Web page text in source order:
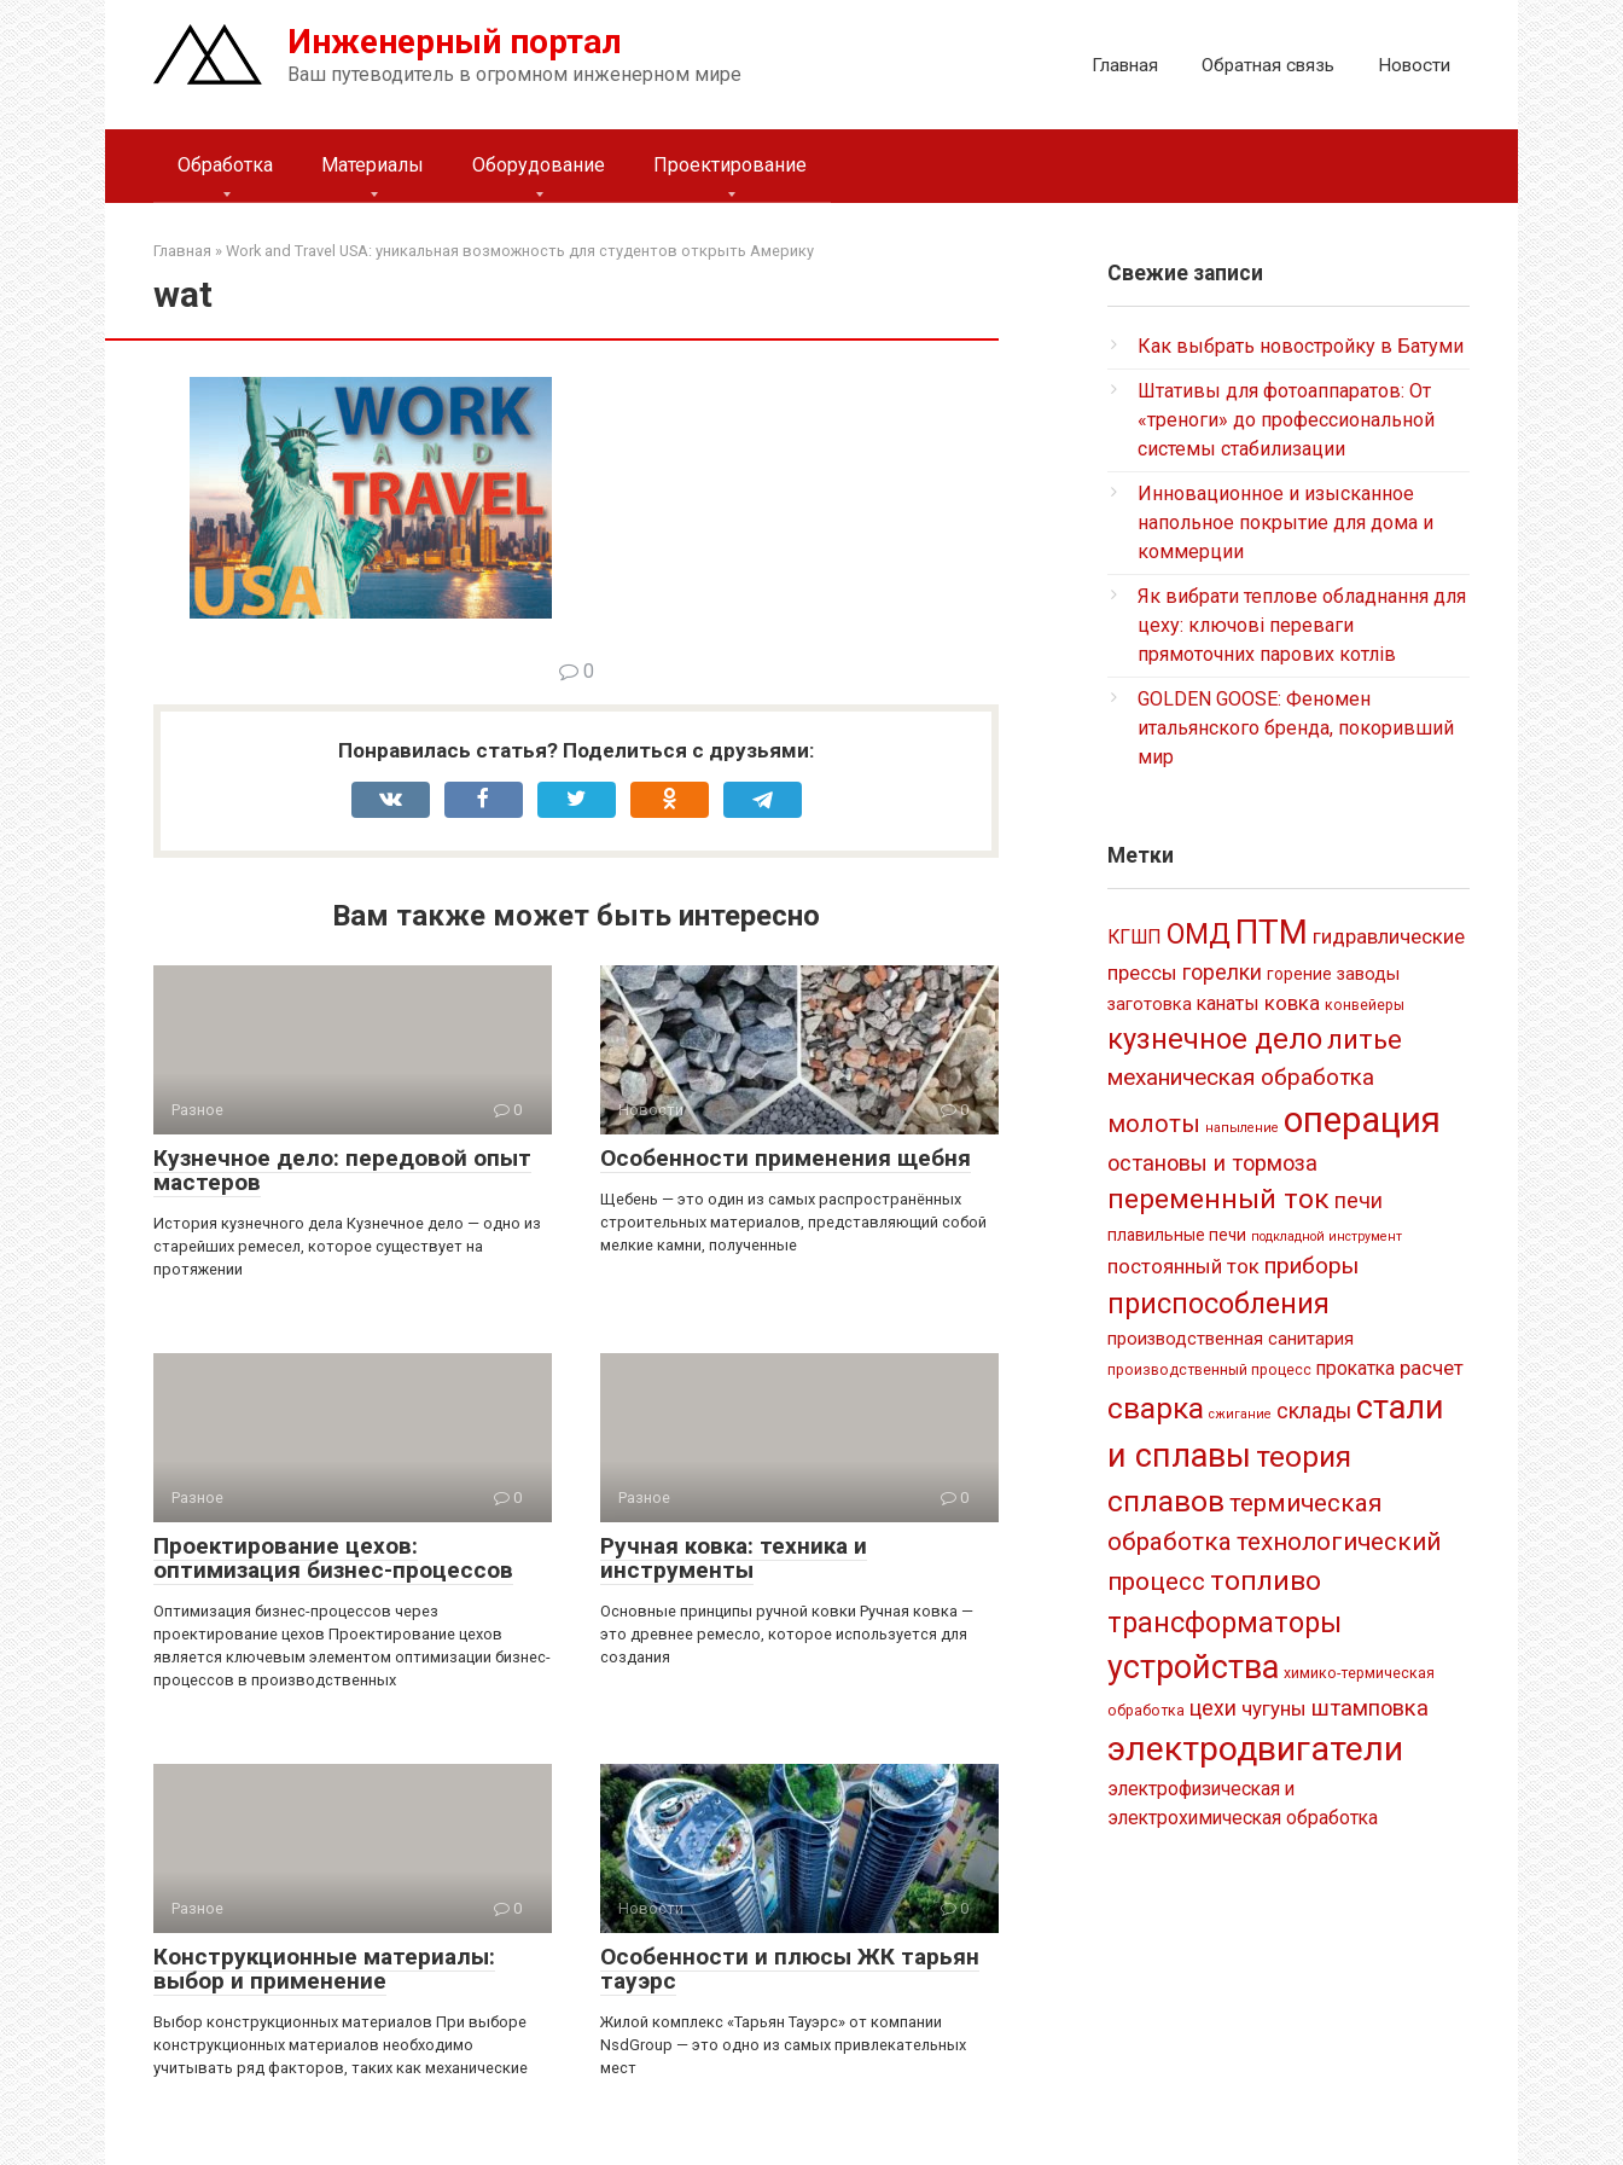
Перейти
к
контенту
Инженерный портал
Ваш путеводитель в огромном инженерном мире Главная Обратная связь Новости
Обработка Материалы Оборудование Проектирование
Главная » Work and Travel USA: уникальная возможность для студентов открыть Америку
wat
0
Понравилась статья? Поделиться с друзьями:
Вам также может быть интересно
Разное 0
Кузнечное дело: передовой опыт
мастеров
История кузнечного дела Кузнечное дело — одно из
старейших ремесел, которое существует на
протяжении
Новости 0
Особенности применения щебня
Щебень — это один из самых распространённых
строительных материалов, представляющий собой
мелкие камни, полученные
Разное 0
Проектирование цехов:
оптимизация бизнес-процессов
Оптимизация бизнес-процессов через
проектирование цехов Проектирование цехов
является ключевым элементом оптимизации бизнес-
процессов в производственных
Разное 0
Ручная ковка: техника и
инструменты
Основные принципы ручной ковки Ручная ковка —
это древнее ремесло, которое используется для
создания
Разное 0
Конструкционные материалы:
выбор и применение
Выбор конструкционных материалов При выборе
конструкционных материалов необходимо
учитывать ряд факторов, таких как механические
Новости 0
Особенности и плюсы ЖК тарьян
тауэрс
Жилой комплекс «Тарьян Тауэрс» от компании
NsdGroup — это одно из самых привлекательных
мест
Свежие записи
Как выбрать новостройку в Батуми
Штативы для фотоаппаратов: От
«треноги» до профессиональной
системы стабилизации
Инновационное и изысканное
напольное покрытие для дома и
коммерции
Як вибрати теплове обладнання для
цеху: ключові переваги
прямоточних парових котлів
GOLDEN GOOSE: Феномен
итальянского бренда, покоривший
мир
Метки
КГШП ОМД ПТМ гидравлические
прессы горелки горение заводы
заготовка канаты ковка конвейеры
кузнечное делолитье
механическая обработка
молоты напыление операция
остановы и тормоза
переменный ток печи
плавильные печи подкладной инструмент
постоянный ток приборы
приспособления
производственная санитария
производственный процесс прокатка расчет
сварка сжигание склады стали
и сплавы теория
сплавов термическая
обработка технологический
процесс топливо
трансформаторы
устройства химико-термическая
обработка цехи чугуны штамповка
электродвигатели
электрофизическая и
электрохимическая обработка